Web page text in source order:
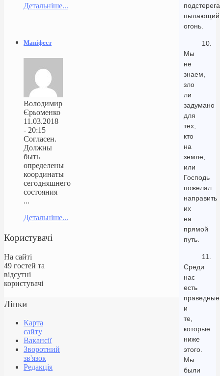
пылающий
огонь.
10.
Мы
не
знаем,
зло
ли
задумано
для
тех,
кто
на
земле,
или
Господь
пожелал
направить
их
на
прямой
путь.
11.
Среди
нас
есть
праведные
и
те,
которые
ниже
этого.
Мы
были
Детальніше...
Маніфест
Володимир
Єрьоменко
11.03.2018
- 20:15
Согласен.
Должны
быть
определены
координаты
сегодняшнего
состояния
...
Детальніше...
Користувачі
На сайті
49 гостей та
відсутні
користувачі
Лінки
Карта
сайту
Вакансії
Зворотний
зв'язок
Редакція